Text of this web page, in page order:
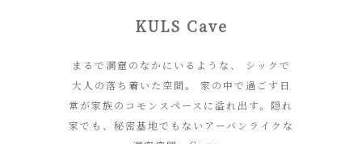
KULS Cave
まるで洞窟のなかにいるような、
シックで
大人の落ち着いた空間。
家の中で過ごす日
常が家族のコモンスペースに溢れ出す。隠れ
家でも、秘密基地でもないアーバンライクな